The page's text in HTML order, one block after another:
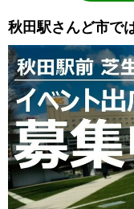
秋田駅さんど市で